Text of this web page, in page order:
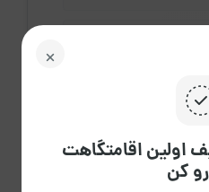
رزرو
اولین اقامتگاهت
کن